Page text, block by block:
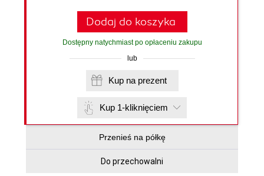
Dodaj do koszyka
Dostępny natychmiast po opłaceniu zakupu
lub
Kup na prezent
Kup 1-kliknięciem
Przenieś na półkę
Do przechowalni